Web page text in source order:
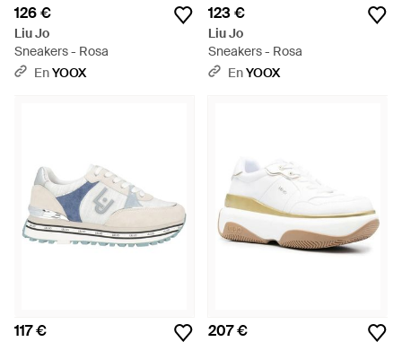
126 €
Liu Jo
Sneakers - Rosa
EnYOOX
123 €
Liu Jo
Sneakers - Rosa
EnYOOX
117 € 207 €